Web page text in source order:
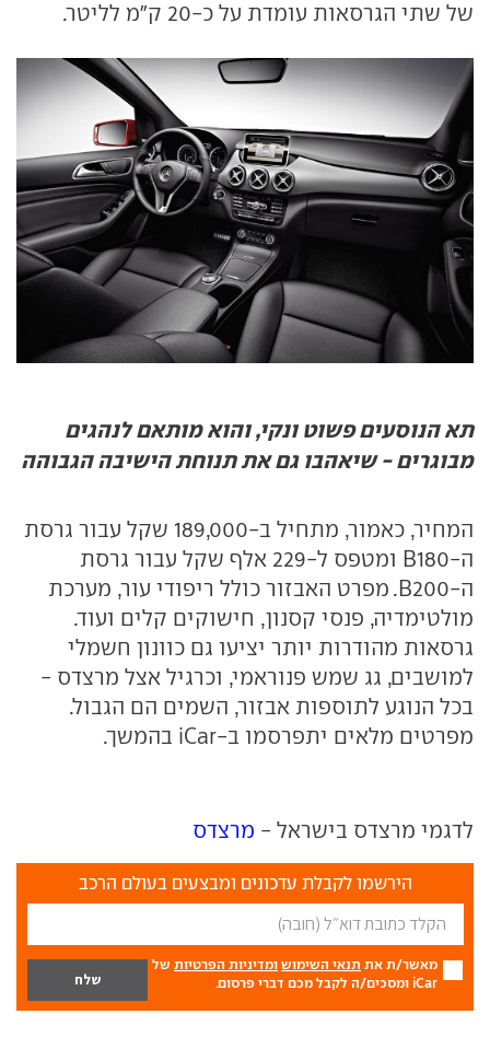
של שתי הגרסאות עומדת על כ-20 ק"מ לליטר.
תא הנוסעים פשוט ונקי, והוא מותאם לנהגים
מבוגרים - שיאהבו גם את תנוחת הישיבה הגבוהה
המחיר, כאמור, מתחיל ב-189,000 שקל עבור גרסת
ה-B180
ומטפס ל-229 אלף שקל עבור גרסת
ה-B200. מפרט האבזור כולל ריפודי עור, מערכת
מולטימדיה, פנסי קסנון, חישוקים קלים ועוד.
גרסאות מהודרות יותר יציעו גם כוונון חשמלי
למושבים, גג שמש פנוראמי, וכרגיל אצל מרצדס -
בכל הנוגע לתוספות אבזור, השמים הם הגבול.
מפרטים מלאים יתפרסמו ב-iCar בהמשך.
לדגמי מרצדס בישראל - מרצדס
הירשמו לקבלת עדכונים ומבצעים בעולם הרכב
מאשר/ת את תנאי השימוש ומדיניות הפרטיות של
iCar ומסכים/ה לקבל מכם דברי פרסום.